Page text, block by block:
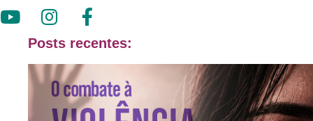
Posts recentes: